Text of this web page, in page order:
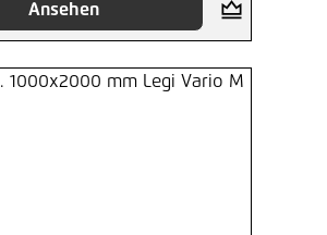
Ansehen